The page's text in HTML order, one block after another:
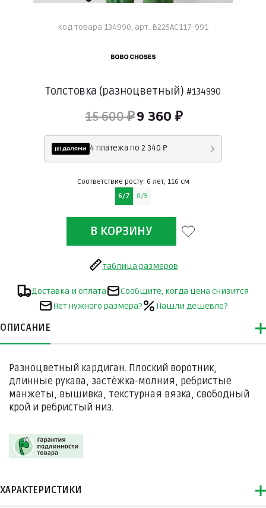
код товара 134990, арт. B225AC117-991
Толстовка (разноцветный) #134990
15 600 ₽9 360 ₽
4 платежа по 2 340 ₽
Соответствие росту: 6 лет, 116 см
6/7
8/9
таблица размеров
Доставка и оплата
Сообщите, когда цена снизится
Нет нужного размера?
Нашли дешевле?
ОПИСАНИЕ
Разноцветный кардиган. Плоский воротник,
длинные рукава, застёжка-молния, ребристые
манжеты, вышивка, текстурная вязка, свободный
крой и ребристый низ.
ХАРАКТЕРИСТИКИ